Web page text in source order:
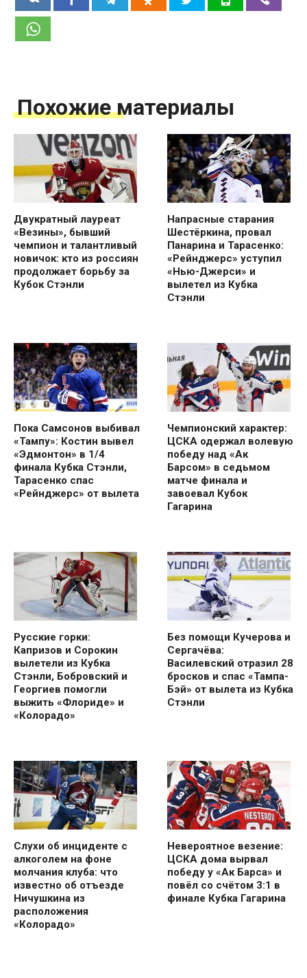
Похожие материалы
Двукратный лауреат
«Везины», бывший
чемпион и талантливый
новичок: кто из россиян
продолжает борьбу за
Кубок Стэнли
Напрасные старания
Шестёркина, провал
Панарина и Тарасенко:
«Рейнджерс» уступил
«Нью-Джерси» и
вылетел из Кубка
Стэнли
Пока Самсонов выбивал
«Тампу»: Костин вывел
«Эдмонтон» в 1/4
финала Кубка Стэнли,
Тарасенко спас
«Рейнджерс» от вылета
Чемпионский характер:
ЦСКА одержал волевую
победу над «Ак
Барсом» в седьмом
матче финала и
завоевал Кубок
Гагарина
Русские горки:
Капризов и Сорокин
вылетели из Кубка
Стэнли, Бобровский и
Георгиев помогли
выжить «Флориде» и
«Колорадо»
Без помощи Кучерова и
Сергачёва:
Василевский отразил 28
бросков и спас «Тампа-
Бэй» от вылета из Кубка
Стэнли
Слухи об инциденте с
алкоголем на фоне
молчания клуба: что
известно об отъезде
Ничушкина из
расположения
«Колорадо»
Невероятное везение:
ЦСКА дома вырвал
победу у «Ак Барса» и
повёл со счётом 3:1 в
финале Кубка Гагарина